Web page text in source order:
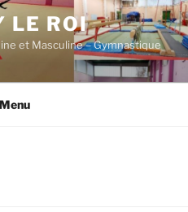
LE ROI
et Masculine – Gymnastique
Menu